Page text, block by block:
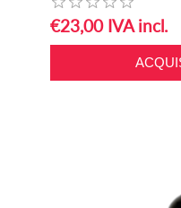
€23,00 IVA incl.